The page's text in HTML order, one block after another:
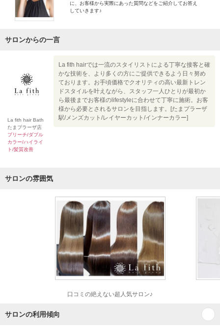
に、お客様から実際にあった質問などをご紹介してお答え
していきます♪
サロンからの一言
La fith hair Bath
たまプラーザ店
ブリーチ/ダブル
カラー/ハイライ
ト/髪質改善
La fith hairでは一流のスタイリストによる丁寧な接客と確
かな技術を、より多くの方にご提供できるよう日々努め
ております。お手頃価格でクオリティの高い最新トレン
ドスタイルを叶えながら、スタッフ一人ひとりが最初か
ら最後までお客様のlifestyleに合わせて丁寧に施術。お客
様から必要とされるサロンを目指します。[たまプラーザ
駅/メンズカット/レイヤーカット/インナーカラー]
サロンの雰囲気
口コミの絶えない超人気サロン♪
サロンの利用傾向